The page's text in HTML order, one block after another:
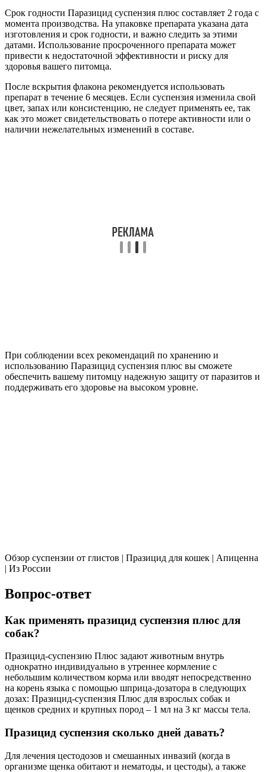
Срок годности Паразицид суспензия плюс составляет 2 года с
момента производства. На упаковке препарата указана дата
изготовления и срок годности, и важно следить за этими
датами. Использование просроченного препарата может
привести к недостаточной эффективности и риску для
здоровья вашего питомца.
После вскрытия флакона рекомендуется использовать
препарат в течение 6 месяцев. Если суспензия изменила свой
цвет, запах или консистенцию, не следует применять ее, так
как это может свидетельствовать о потере активности или о
наличии нежелательных изменений в составе.
При соблюдении всех рекомендаций по хранению и
использованию Паразицид суспензия плюс вы сможете
обеспечить вашему питомцу надежную защиту от паразитов и
поддерживать его здоровье на высоком уровне.
Обзор суспензии от глистов | Празицид для кошек | Апиценна
| Из России
Вопрос-ответ
Как применять празицид суспензия плюс для
собак?
Празицид-суспензию Плюс задают животным внутрь
однократно индивидуально в утреннее кормление с
небольшим количеством корма или вводят непосредственно
на корень языка с помощью шприца-дозатора в следующих
дозах: Празицид-суспензия Плюс для взрослых собак и
щенков средних и крупных пород – 1 мл на 3 кг массы тела.
Празицид суспензия сколько дней давать?
Для лечения цестодозов и смешанных инвазий (когда в
организме щенка обитают и нематоды, и цестоды), а также